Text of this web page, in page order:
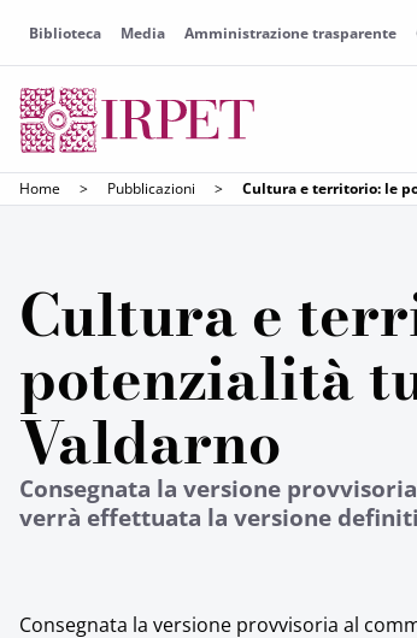
Biblioteca Media Amministrazione trasparente
Home > Pubblicazioni > Cultura e territorio: le
Cultura e
potenzialità
Valdarno
Consegnata la versione
verrà effettuata la versione
Consegnata la versione provvisoria al